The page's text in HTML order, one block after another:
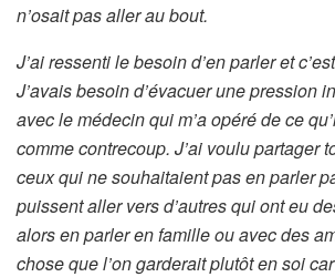
n’osait pas aller au bout.
J’ai ressenti le besoin d’en parler et
J’avais besoin d’évacuer une pression
avec le médecin qui m’a opéré de ce
comme contrecoup. J’ai voulu partager
ceux qui ne souhaitaient pas en parler
puissent aller vers d’autres qui ont eu
alors en parler en famille ou avec des
chose que l’on garderait plutôt en soi car